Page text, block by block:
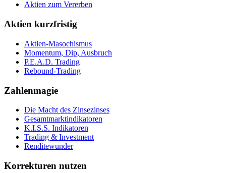
Aktien zum Vererben
Aktien kurzfristig
Aktien-Masochismus
Momentum, Dip, Ausbruch
P.E.A.D. Trading
Rebound-Trading
Zahlenmagie
Die Macht des Zinsezinses
Gesamtmarktindikatoren
K.I.S.S. Indikatoren
Trading & Investment
Renditewunder
Korrekturen nutzen